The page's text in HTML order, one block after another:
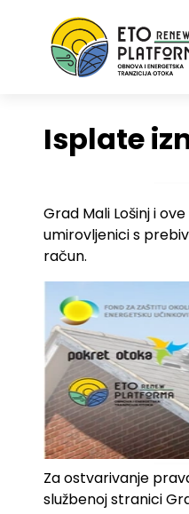
Isplate
Grad Mali Lošinj i
umirovljenici s
račun.
Za ostvarivanje
službenoj stranici